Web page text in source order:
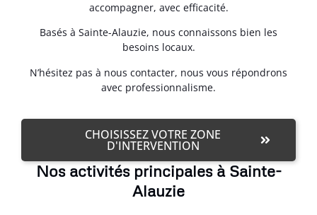
accompagner, avec efficacité.
Basés à Sainte-Alauzie, nous connaissons bien les
besoins locaux.
N’hésitez pas à nous contacter, nous vous répondrons
avec professionnalisme.
CHOISISSEZ VOTRE ZONE
D'INTERVENTION
Nos activités principales à Sainte-
Alauzie